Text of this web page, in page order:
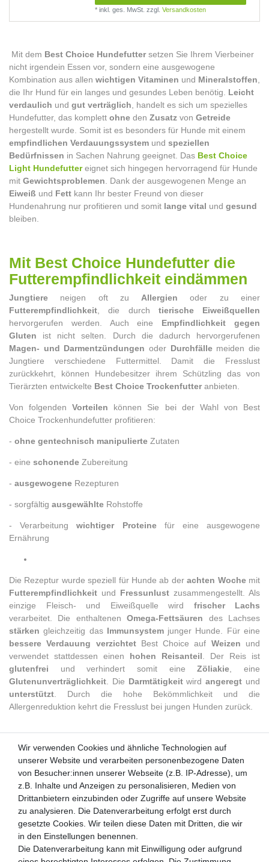
*inkl. ges. MwSt. zzgl.Versandkosten
Mit dem Best Choice Hundefuttersetzen Sie Ihrem Vierbeiner
nicht irgendein Essen vor, sondern eine ausgewogene
Kombination aus allen wichtigen Vitaminen und Mineralstoffen
die Ihr Hund für ein langes und gesundes Leben benötig. Leicht
verdaulich und gut verträglich , handelt es sich um spezielles
Hundefutter, das komplett ohne den Zusatz von Getreide
hergestellt wurde. Somit ist es besonders für Hunde mit einem
empfindlichen Verdauungssystem und speziellen
Bedürfnissen in Sachen Nahrung geeignet. Das Best Choice
Light Hundefuttereignet sich hingegen hervorragend für Hunde
mit Gewichtsproblemen . Dank der ausgewogenen Menge an
Eiweiß und Fett kann Ihr bester Freund von dieser
Hundenahrung nur profitieren und somit lange vital und gesund
bleiben.
Mit Best Choice Hundefutter die
Futterempfindlichkeit eindämmen
Jungtiere neigen oft zu Allergien oder zu einer
Futterempfindlichkeit , die durch tierische Eiweißquellen
hervorgerufen werden. Auch eine Empfindlichkeit gegen
Gluten ist nicht selten. Durch die dadurch hervorgerufenen
Magen- und Darmentzündungen oder Durchfällemeiden die
Jungtiere verschiedene Futtermittel. Damit die Fresslust
zurückkehrt, können Hundebesitzer ihrem Schützling das von
Tierärzten entwickelte Best Choice Trockenfutteranbieten.
Von folgendenVorteilen können Sie bei der Wahl von Best
Choice Trockenhundefutter profitieren:
- ohne gentechnisch manipulierte Zutaten
- eine schonende Zubereitung
- ausgewogene Rezepturen
- sorgfältig ausgewählte Rohstoffe
- Verarbeitungwichtiger Proteinefür eine ausgewogene
Ernährung
Die Rezeptur wurde speziell für Hunde ab derachten Wochemit
Futterempfindlichkeit und Fressunlust zusammengestellt. Als
einzige Fleisch- und Eiweißquelle wird frischer Lachs
verarbeitet. Die enthaltenenOmega-Fettsäuren des Lachses
stärken gleichzeitig das Immunsystemjunger Hunde. Für eine
bessere Verdauung verzichtetBest Choice auf Weizen und
verwendet stattdessen einen hohen Reisanteil . Der Reis ist
glutenfrei und verhindert somit eineZöliakie , eine
Glutenunverträglichkeit . Die Darmtätigkeitwirdangeregt und
unterstützt . Durch die hohe Bekömmlichkeit und die
Allergenreduktion kehrt die Fresslust bei jungen Hunden zurück.
Kunden-Anfragen: info@zooheld.de
Über uns
Zahlung und Versand
Retouren
Zooheld Blog
Wir verwenden Cookies und ähnliche Technologien auf
unserer Website und verarbeiten personenbezogene Daten
von Besucher:innen unserer Webseite (z.B. IP-Adresse), um
z.B. Inhalte und Anzeigen zu personalisieren, Medien von
Drittanbietern einzubinden oder Zugriffe auf unsere Website
zu analysieren. Die Datenverarbeitung erfolgt erst durch
gesetzte Cookies. Wir teilen diese Daten mit Dritten, die wir
in den Einstellungen benennen.
Die Datenverarbeitung kann mit Einwilligung oder aufgrund
Wir verwenden Cookies und ähnliche Technologien auf
unserer Website und verarbeiten personenbezogene Daten
von Besucher:innen unserer Webseite (z.B. IP-Adresse), um
z.B. Inhalte und Anzeigen zu personalisieren, Medien von
Drittanbietern einzubinden oder Zugriffe auf unsere Website
zu analysieren. Die Datenverarbeitung erfolgt erst durch
gesetzte Cookies. Wir teilen diese Daten mit Dritten, die wir
in den Einstellungen benennen.
Die Datenverarbeitung kann mit Einwilligung oder aufgrund